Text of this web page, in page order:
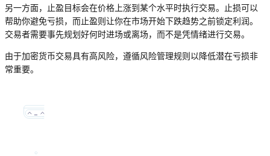
另一方面，止盈目标会在价格上涨到某个水平时执行交易。止损可以
帮助你避免亏损，而止盈则让你在市场开始下跌趋势之前锁定利润。
交易者需要事先规划好何时进场或离场，而不是凭情绪进行交易。
由于加密货币交易具有高风险，遵循风险管理规则以降低潜在亏损非
常重要。